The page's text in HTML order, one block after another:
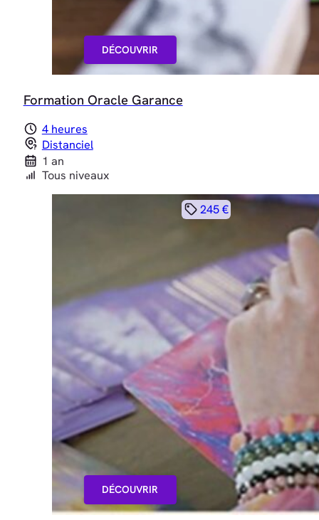
DÉCOUVRIR
Formation Oracle Garance
4 heures
Distanciel
1 an
Tous niveaux
DÉCOUVRIR
245 €